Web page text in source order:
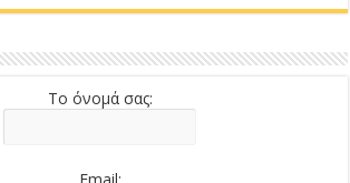
Το όνομά σας: